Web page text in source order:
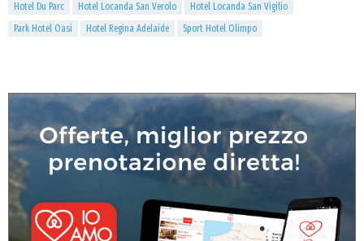
Hotel Du Parc Hotel Locanda San Verolo
Hotel Locanda San Vigilio
Park Hotel Oasi
Hotel Regina Adelaide Sport Hotel Olimpo